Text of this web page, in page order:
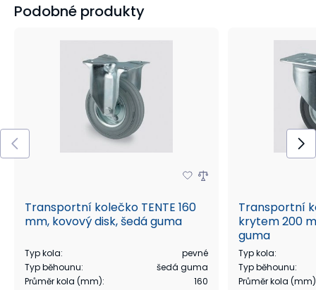
Podobné produkty
Transportní kolečko TENTE 160
mm, kovový disk, šedá guma
Typ kola:
pevné
Typ běhounu:
šedá guma
Průměr kola (mm): 160
Transportní
krytem 200
guma
Typ kola:
Typ běhounu:
Průměr kola (mm)